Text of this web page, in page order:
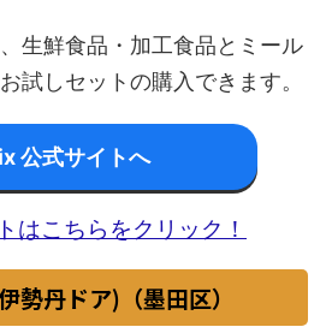
生鮮食品・加工食品とミール
試しセットの購入できます。
公式サイトへ
こちらをクリック！
勢丹ドア)（墨田区）